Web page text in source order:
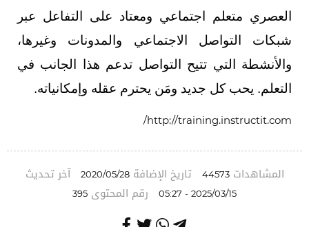
العصري متعلم اجتماعي ومعتاد على التفاعل عبر
شبكات التواصل الاجتماعي والمدونات وغيرها،
والأنشطة التي تتيح التواصل تدعم هذا الجانب في
التعلم. يحب كل جديد ومَن يحترم عقله وإمكانياته.
http://training.instructit.com/
المشاهدات 44573 تاريخ الإضافة 2020/05/28 آخر تحديث
2025/03/15 - 05:27 رقم المحتوى 395